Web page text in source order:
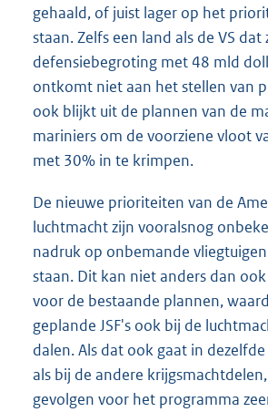
gehaald, of juist lager op het
staan. Zelfs een land als de VS dat
defensiebegroting met 48 mld
ontkomt niet aan het stellen van
ook blijkt uit de plannen van de
mariniers om de voorziene vloot
met 30% in te krimpen.
De nieuwe prioriteiten van de
luchtmacht zijn vooralsnog
nadruk op onbemande
staan. Dit kan niet anders dan
voor de bestaande plannen,
geplande JSF's ook bij de
dalen. Als dat ook gaat in
als bij de andere
gevolgen voor het programma